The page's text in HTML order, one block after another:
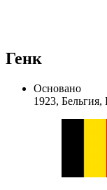
Генк
Основано
1923, Бельгия,